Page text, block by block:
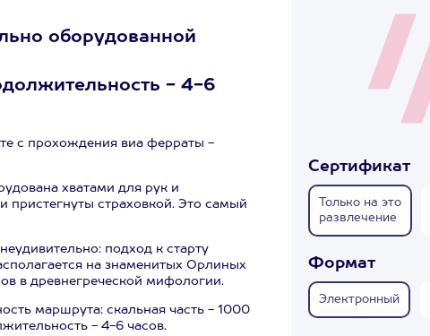
оборудованной
- 4-6
с прохождения виа ферраты -
хватами для рук и
пристегнуты страховкой. Это самый
подход к старту
на знаменитых Орлиных
в древнегреческой мифологии.
маршрута: скальная часть - 1000
- 4-6 часов.
Сертификат
Только на это
развлечение
Формат
Электронный